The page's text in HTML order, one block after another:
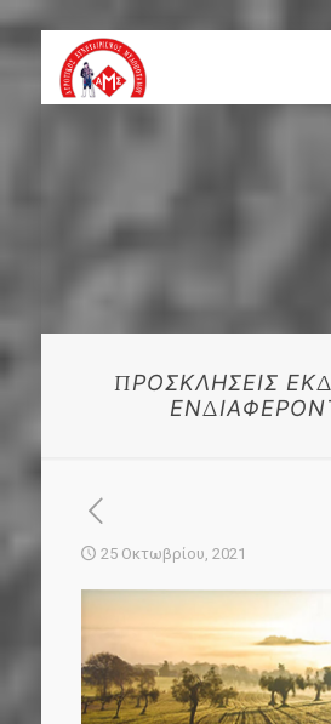
ΠΡΟΣΚΛΗΣΕΙΣ
25 Οκτωβρίου, 2021